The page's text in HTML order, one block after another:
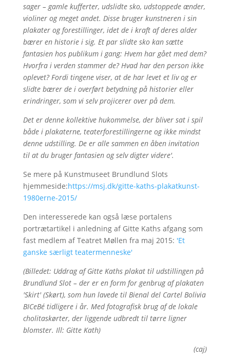
sager – gamle kufferter, udslidte sko, udstoppede ænder,
violiner og meget andet. Disse bruger kunstneren i sin
plakater og forestillinger, idet de i kraft af deres alder
bærer en historie i sig. Et par slidte sko kan sætte
fantasien hos publikum i gang: Hvem har gået med dem?
Hvorfra i verden stammer de? Hvad har den person ikke
oplevet? Fordi tingene viser, at de har levet et liv og er
slidte bærer de i overført betydning på historier eller
erindringer, som vi selv projicerer over på dem.
Det er denne kollektive hukommelse, der bliver sat i spil
både i plakaterne, teaterforestillingerne og ikke mindst
denne udstilling. De er alle sammen en åben invitation
til at du bruger fantasien og selv digter videre'.
Se mere på Kunstmuseet Brundlund Slots
hjemmeside:https://msj.dk/gitte-kaths-plakatkunst-
1980erne-2015/
Den interesserede kan også læse portalens
portrætartikel i anledning af Gitte Kaths afgang som
fast medlem af Teatret Møllen fra maj 2015: 'Et
ganske særligt teatermenneske'
(Billedet: Uddrag af Gitte Kaths plakat til udstillingen på
Brundlund Slot – der er en form for genbrug af plakaten
'Skirt' (Skørt), som hun lavede til Bienal del Cartel Bolivia
BICeBé tidligere i år. Med fotografisk brug af de lokale
cholitaskørter, der liggende udbredt til tørre ligner
blomster. Ill: Gitte Kath)
(caj)